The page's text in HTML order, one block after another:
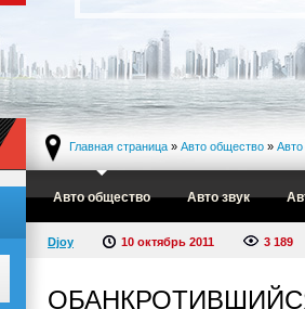
Авто общество Авто звук
Главная страница » Авто общество » Авто
Djoy 10 октябрь 2011 3 189